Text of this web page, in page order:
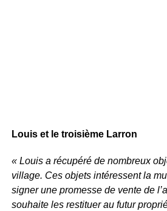
Louis et le troisième Larron
« Louis a récupéré de nombreux
village. Ces objets intéressent la
signer une promesse de vente de
souhaite les restituer au futur